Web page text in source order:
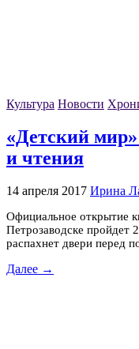
Культура Новости
«Детский
и чтения
14 апреля 2017 Ирина
Официальное открытие
Петрозаводске пройдет
распахнет двери перед
Далее →